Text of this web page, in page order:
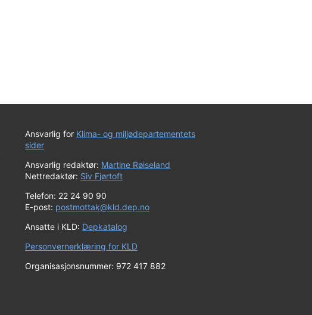
Ansvarlig for Klima- og miljødepartementets
sider
Ansvarlig redaktør: Martine Røiseland
Nettredaktør: Siv Fjørtoft
Telefon: 22 24 90 90
E-post: postmottak@kld.dep.no
Ansatte i KLD: Depkatalog
Personvernerklæring for KLD
Organisasjonsnummer: 972 417 882